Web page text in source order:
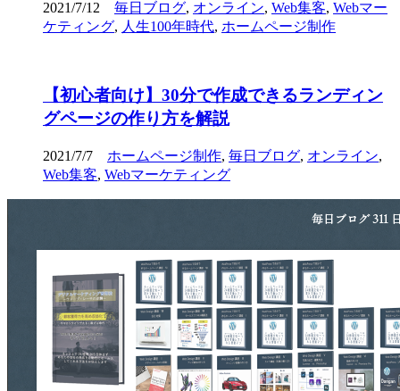
2021/7/12 毎日ブログ, オンライン, Web集客, Webマー
ケティング, 人生100年時代, ホームページ制作
【初心者向け】30分で作成できるランディン
グページの作り方を解説
2021/7/7 ホームページ制作, 毎日ブログ, オンライン,
Web集客, Webマーケティング